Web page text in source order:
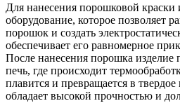
Для нанесения порошковой краски
оборудование, которое позволяет
порошок и создать
обеспечивает его равномерное
После нанесения порошка изделие
печь, где происходит
плавится и превращается в
обладает высокой прочностью и